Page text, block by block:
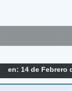
en: 14 de Febrero